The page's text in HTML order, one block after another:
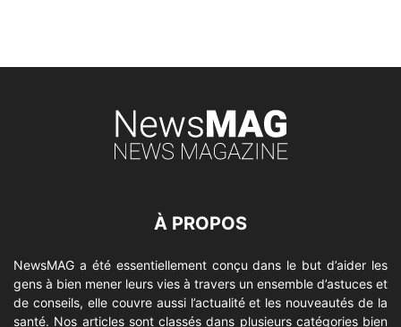
À PROPOS
NewsMAG a été essentiellement conçu dans le but d’aider les
gens à bien mener leurs vies à travers un ensemble d’astuces et
de conseils, elle couvre aussi l’actualité et les nouveautés de la
santé. Nos articles sont classés dans plusieurs catégories bien